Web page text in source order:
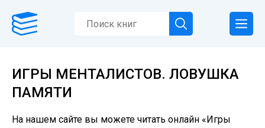
ИГРЫ МЕНТАЛИСТОВ. ЛОВУШКА
ПАМЯТИ
На нашем сайте вы можете читать онлайн «Игры